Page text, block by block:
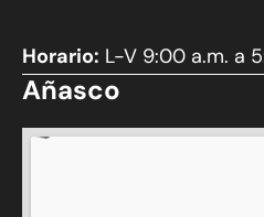
Horario: L-V 9:00 a.m. a
Añasco